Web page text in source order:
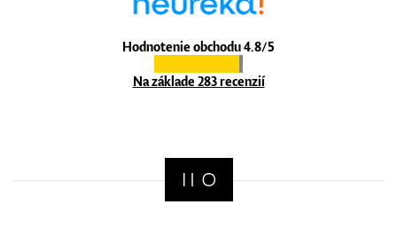
Hodnotenie obchodu 4.8/5
Na základe 283 recenzií